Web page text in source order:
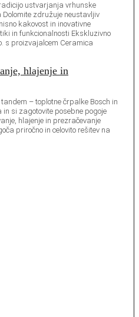
ustvarjanja vrhunske
združuje neustavljiv
kakovost in inovativne
in funkcionalnosti Ekskluzivno
s proizvajalcem Ceramica
hlajenje in
– toplotne črpalke Bosch in
si zagotovite posebne pogoje
hlajenje in prezračevanje
priročno in celovito rešitev na